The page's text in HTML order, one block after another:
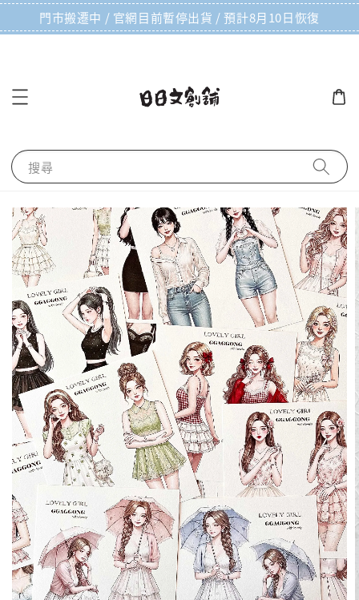
門市搬遷中 / 官網目前暫停出貨 / 預計8月10日恢復
搜尋